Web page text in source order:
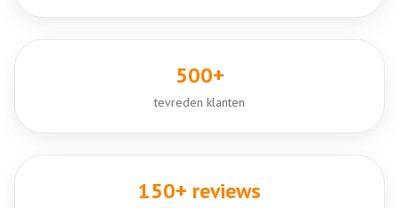
500+
tevreden klanten
150+ reviews